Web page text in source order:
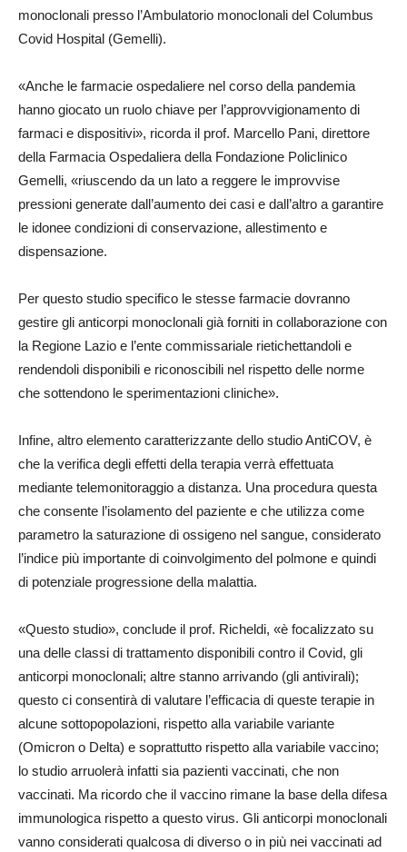
monoclonali presso l’Ambulatorio monoclonali del Columbus
Covid Hospital (Gemelli).
«Anche le farmacie ospedaliere nel corso della pandemia
hanno giocato un ruolo chiave per l’approvvigionamento di
farmaci e dispositivi», ricorda il prof. Marcello Pani, direttore
della Farmacia Ospedaliera della Fondazione Policlinico
Gemelli, «riuscendo da un lato a reggere le improvvise
pressioni generate dall’aumento dei casi e dall’altro a garantire
le idonee condizioni di conservazione, allestimento e
dispensazione.
Per questo studio specifico le stesse farmacie dovranno
gestire gli anticorpi monoclonali già forniti in collaborazione con
la Regione Lazio e l’ente commissariale rietichettandoli e
rendendoli disponibili e riconoscibili nel rispetto delle norme
che sottendono le sperimentazioni cliniche».
Infine, altro elemento caratterizzante dello studio AntiCOV, è
che la verifica degli effetti della terapia verrà effettuata
mediante telemonitoraggio a distanza. Una procedura questa
che consente l’isolamento del paziente e che utilizza come
parametro la saturazione di ossigeno nel sangue, considerato
l’indice più importante di coinvolgimento del polmone e quindi
di potenziale progressione della malattia.
«Questo studio», conclude il prof. Richeldi, «è focalizzato su
una delle classi di trattamento disponibili contro il Covid, gli
anticorpi monoclonali; altre stanno arrivando (gli antivirali);
questo ci consentirà di valutare l’efficacia di queste terapie in
alcune sottopopolazioni, rispetto alla variabile variante
(Omicron o Delta) e soprattutto rispetto alla variabile vaccino;
lo studio arruolerà infatti sia pazienti vaccinati, che non
vaccinati. Ma ricordo che il vaccino rimane la base della difesa
immunologica rispetto a questo virus. Gli anticorpi monoclonali
vanno considerati qualcosa di diverso o in più nei vaccinati ad